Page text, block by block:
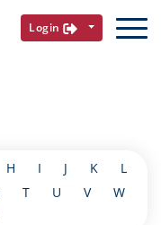
Login
H I J K
L
T U V
W